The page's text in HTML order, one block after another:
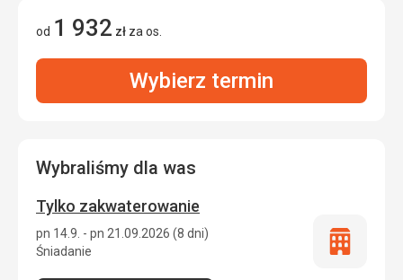
od 1 932 zł za os.
Wybierz termin
Wybraliśmy dla was
Tylko zakwaterowanie
pn 14.9. - pn 21.09.2026 (8 dni)
Śniadanie
Tylko